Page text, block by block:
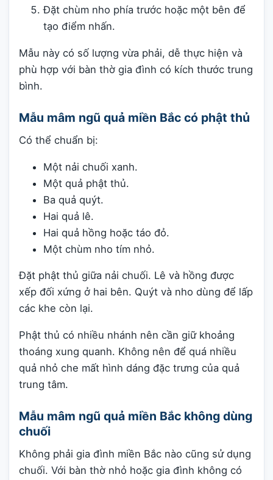
Đặt chùm nho phía trước hoặc một bên để
tạo điểm nhấn.
Mẫu này có số lượng vừa phải, dễ thực hiện và
phù hợp với bàn thờ gia đình có kích thước trung
bình.
Mẫu mâm ngũ quả miền Bắc có phật thủ
Có thể chuẩn bị:
Một nải chuối xanh.
Một quả phật thủ.
Ba quả quýt.
Hai quả lê.
Hai quả hồng hoặc táo đỏ.
Một chùm nho tím nhỏ.
Đặt phật thủ giữa nải chuối. Lê và hồng được
xếp đối xứng ở hai bên. Quýt và nho dùng để lấp
các khe còn lại.
Phật thủ có nhiều nhánh nên cần giữ khoảng
thoáng xung quanh. Không nên để quá nhiều
quả nhỏ che mất hình dáng đặc trưng của quả
trung tâm.
Mẫu mâm ngũ quả miền Bắc không dùng
chuối
Không phải gia đình miền Bắc nào cũng sử dụng
chuối. Với bàn thờ nhỏ hoặc gia đình không có